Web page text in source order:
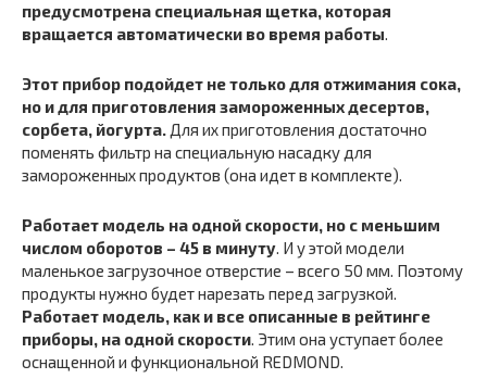
предусмотрена специальная щетка, которая
вращается автоматически во время работы.
Этот прибор подойдет не только для отжимания сока,
но и для приготовления замороженных десертов,
сорбета, йогурта. Для их приготовления достаточно
поменять фильтр на специальную насадку для
замороженных продуктов (она идет в комплекте).
Работает модель на одной скорости, но с меньшим
числом оборотов – 45 в минуту. И у этой модели
маленькое загрузочное отверстие – всего 50 мм. Поэтому
продукты нужно будет нарезать перед загрузкой.
Работает модель, как и все описанные в рейтинге
приборы, на одной скорости. Этим она уступает более
оснащенной и функциональной REDMOND.